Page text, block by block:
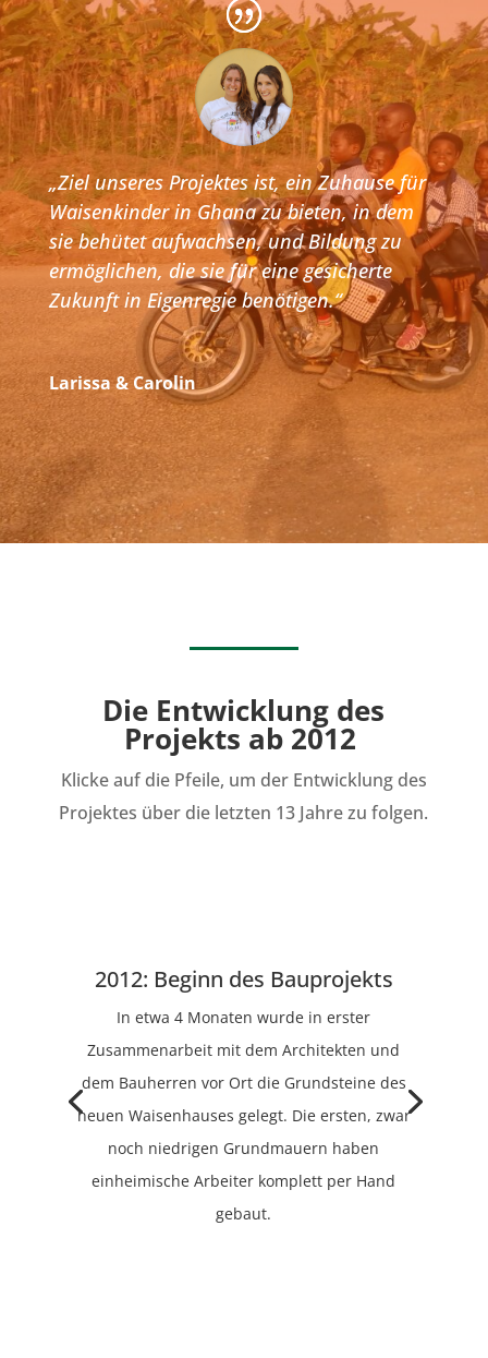
„Ziel unseres Projektes ist, ein Zuhause für
Waisenkinder in Ghana zu bieten, in dem
sie behütet aufwachsen, und Bildung zu
ermöglichen, die sie für eine gesicherte
Zukunft in Eigenregie benötigen.“
Larissa & Carolin
Die Entwicklung des
Projekts ab 2012
Klicke auf die Pfeile, um der Entwicklung des
Projektes über die letzten 13 Jahre zu folgen.
2012: Beginn des Bauprojekts
In etwa 4 Monaten wurde in erster
Zusammenarbeit mit dem Architekten und
dem Bauherren vor Ort die Grundsteine des
neuen Waisenhauses gelegt. Die ersten, zwar
noch niedrigen Grundmauern haben
einheimische Arbeiter komplett per Hand
gebaut.